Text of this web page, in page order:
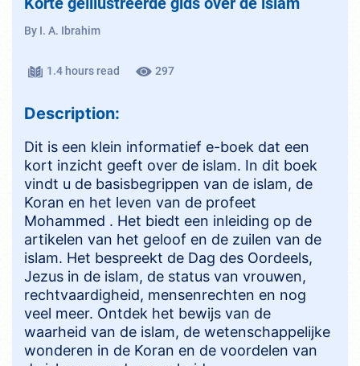
By I. A. Ibrahim
1.4 hours read 297
Description:
Dit is een klein informatief e-boek dat een
kort inzicht geeft over de islam. In dit boek
vindt u de basisbegrippen van de islam, de
Koran en het leven van de profeet
Mohammed . Het biedt een inleiding op de
artikelen van het geloof en de zuilen van de
islam. Het bespreekt de Dag des Oordeels,
Jezus in de islam, de status van vrouwen,
rechtvaardigheid, mensenrechten en nog
veel meer. Ontdek het bewijs van de
waarheid van de islam, de wetenschappelijke
wonderen in de Koran en de voordelen van